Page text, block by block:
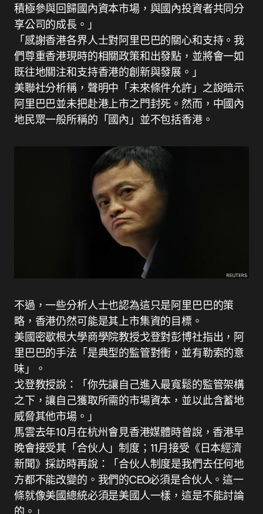
積極參與回歸國內資本市場，與國內投資者共同分
享公司的成長。」
「感謝香港各界人士對阿里巴巴的關心和支持。我
們尊重香港現時的相關政策和出發點，並將會一如
既往地關注和支持香港的創新與發展。」
美聯社分析稱，聲明中「未來條件允許」之說暗示
阿里巴巴並未把赴港上市之門封死。然而，中國內
地民眾一般所稱的「國內」並不包括香港。
不過，一些分析人士也認為這只是阿里巴巴的策
略，香港仍然可能是其上市集資的目標。
美國密歇根大學商學院教授戈登對彭博社指出，阿
里巴巴的手法「是典型的監管對衝，並有勒索的意
味」。
戈登教授說：「你先讓自己進入最寬鬆的監管架構
之下，讓自己獲取所需的市場資本，並以此含蓄地
威脅其他市場。」
馬雲去年10月在杭州會見香港媒體時曾說，香港早
晚會接受其「合伙人」制度；11月接受《日本經濟
新聞》採訪時再說：「合伙人制度是我們去任何地
方都不能改變的。我們的CEO必須是合伙人。這一
條就像美國總統必須是美國人一樣，這是不能討論
的。」